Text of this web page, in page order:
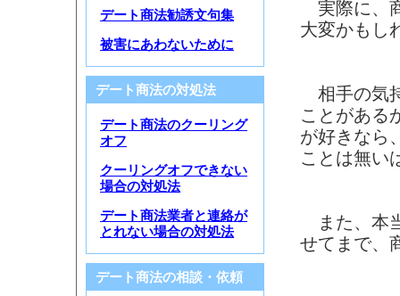
実際に、
大変かもし
相手の気
ことがある
が好きなら
ことは無い
また、本
せてまで、
デート商法勧誘文句集
被害にあわないために
デート商法の対処法
デート商法のクーリング
オフ
クーリングオフできない
場合の対処法
デート商法業者と連絡が
とれない場合の対処法
デート商法の相談・依頼